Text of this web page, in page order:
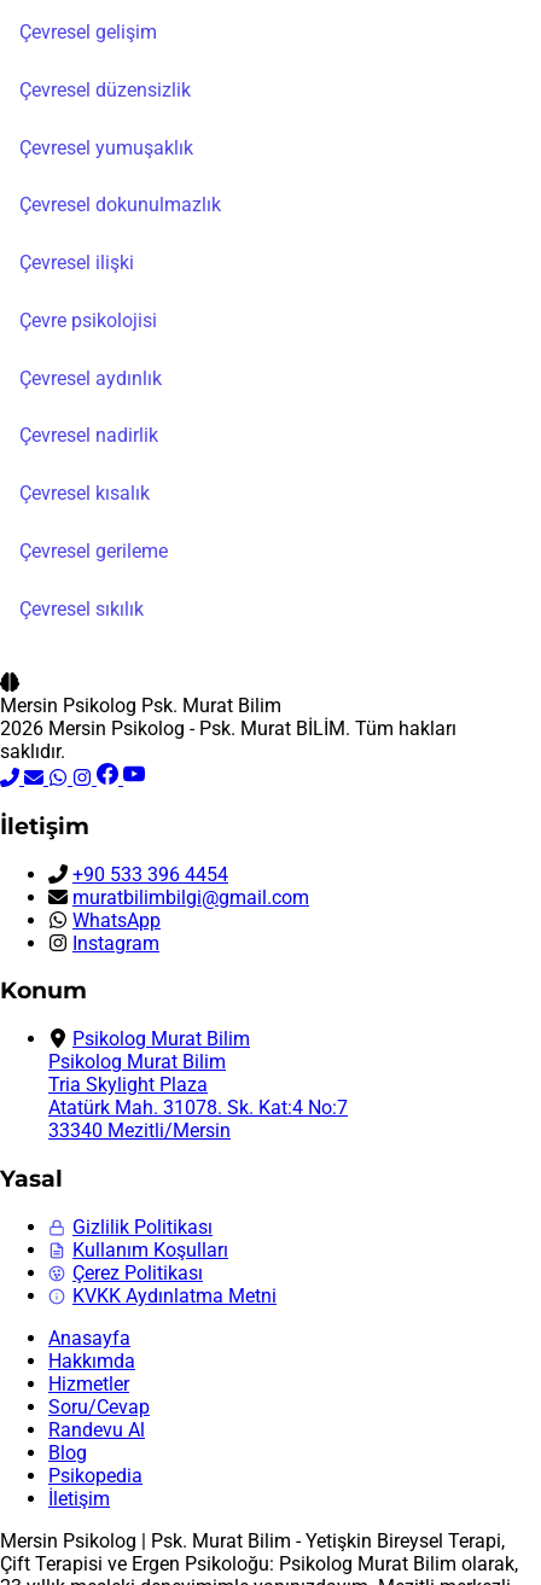
Çevresel gelişim
Çevresel düzensizlik
Çevresel yumuşaklık
Çevresel dokunulmazlık
Çevresel ilişki
Çevre psikolojisi
Çevresel aydınlık
Çevresel nadirlik
Çevresel kısalık
Çevresel gerileme
Çevresel sıkılık
Mersin Psikolog Psk. Murat Bilim
2026 Mersin Psikolog - Psk. Murat BİLİM. Tüm hakları
saklıdır.
İletişim
+90 533 396 4454
muratbilimbilgi@gmail.com
WhatsApp
Instagram
Konum
Psikolog Murat Bilim
Psikolog Murat Bilim
Tria Skylight Plaza
Atatürk Mah. 31078. Sk. Kat:4 No:7
33340 Mezitli/Mersin
Yasal
Gizlilik Politikası
Kullanım Koşulları
Çerez Politikası
KVKK Aydınlatma Metni
Anasayfa
Hakkımda
Hizmetler
Soru/Cevap
Randevu Al
Blog
Psikopedia
İletişim
Mersin Psikolog | Psk. Murat Bilim - Yetişkin Bireysel Terapi,
Çift Terapisi ve Ergen Psikoloğu: Psikolog Murat Bilim olarak,